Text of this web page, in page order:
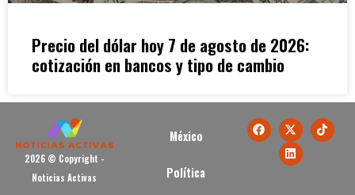
Precio del dólar hoy 7 de agosto de 2026:
cotización en bancos y tipo de cambio
2026 © Copyright -
Noticias Activas
México
Política